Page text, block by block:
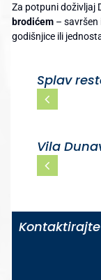
Za potpuni doživljaj
brodićem – savršen
godišnjice ili
Splav
Vila